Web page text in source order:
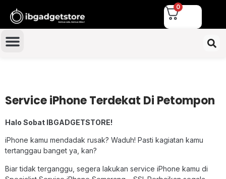
0
Service iPhone Terdekat Di Petompon
Halo Sobat IBGADGETSTORE!
iPhone kamu mendadak rusak? Waduh! Pasti kagiatan kamu
tertanggau banget ya, kan?
Biar tidak terganggu, segera lakukan service iPhone kamu di